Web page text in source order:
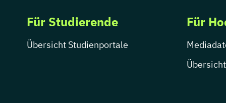
Public Relations /
Öffentlichkeitsarbeit
Publizistik
Für Studierende
Übersicht Studienportale
Für